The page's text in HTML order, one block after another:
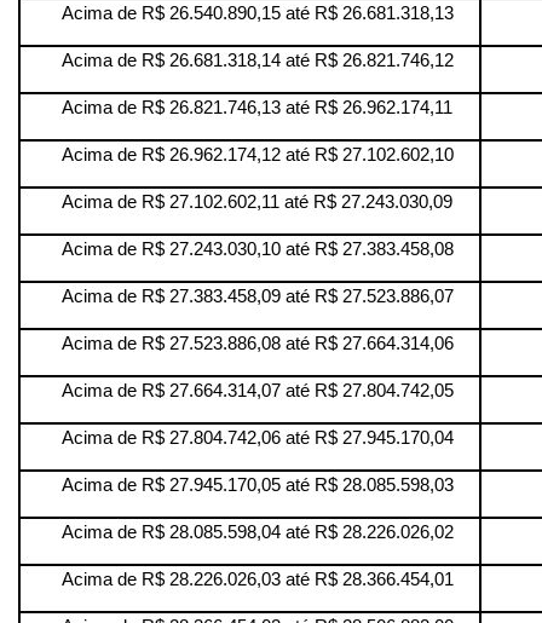
Acima de R$ 26.540.890,15 até R$ 26.681.318,13
Acima de R$ 26.681.318,14 até R$ 26.821.746,12
Acima de R$ 26.821.746,13 até R$ 26.962.174,11
Acima de R$ 26.962.174,12 até R$ 27.102.602,10
Acima de R$ 27.102.602,11 até R$ 27.243.030,09
Acima de R$ 27.243.030,10 até R$ 27.383.458,08
Acima de R$ 27.383.458,09 até R$ 27.523.886,07
Acima de R$ 27.523.886,08 até R$ 27.664.314,06
Acima de R$ 27.664.314,07 até R$ 27.804.742,05
Acima de R$ 27.804.742,06 até R$ 27.945.170,04
Acima de R$ 27.945.170,05 até R$ 28.085.598,03
Acima de R$ 28.085.598,04 até R$ 28.226.026,02
Acima de R$ 28.226.026,03 até R$ 28.366.454,01